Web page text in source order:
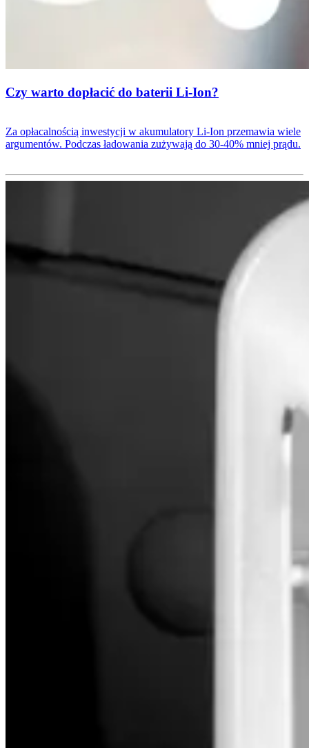
Czy warto dopłacić do baterii Li-Ion?
Za opłacalnością inwestycji w akumulatory Li-Ion przemawia wiele
argumentów. Podczas ładowania zużywają do 30-40% mniej prądu.